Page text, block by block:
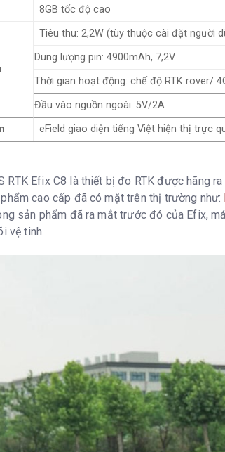
8GB tốc độ cao
Tiêu thu: 2,2W (tùy thuộc cài đặt người
Dung lượng pin: 4900mAh, 7,2V
Thời gian hoạt động: chế độ RTK rover/
Đầu vào nguồn ngoài: 5V/2A
eField giao diện tiếng Việt hiện thị trực
RTK Efix C8 là thiết bị đo RTK được hãng
cao cấp đã có mặt trên thị trường như:
sản phẩm đã ra mắt trước đó của Efix,
vệ tinh.